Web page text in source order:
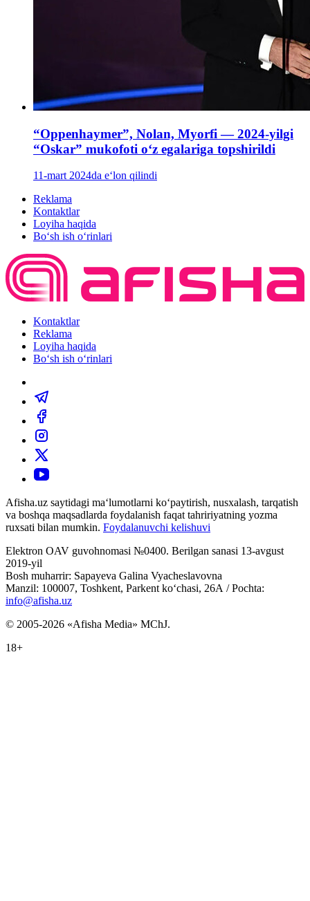
“Oppenhaymer”, Nolan, Myorfi — 2024-yilgi
“Oskar” mukofoti oʻz egalariga topshirildi
11-mart 2024da e‘lon qilindi
Reklama
Kontaktlar
Loyiha haqida
Bo‘sh ish o‘rinlari
Kontaktlar
Reklama
Loyiha haqida
Bo‘sh ish o‘rinlari
Afisha.uz saytidagi ma‘lumotlarni ko‘paytirish, nusxalash, tarqatish
va boshqa maqsadlarda foydalanish faqat tahririyatning yozma
ruxsati bilan mumkin. Foydalanuvchi kelishuvi
Elektron OAV guvohnomasi №0400. Berilgan sanasi 13-avgust
2019-yil
Bosh muharrir: Sapayeva Galina Vyacheslavovna
Manzil: 100007, Toshkent, Parkent ko‘chasi, 26А / Pochta:
info@afisha.uz
© 2005-2026 «Afisha Media» MChJ.
18+